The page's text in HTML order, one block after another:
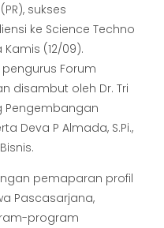
sukses
ke Science Techno
Kamis (12/09).
pengurus Forum
disambut oleh Dr. Tri
Pengembangan
Deva P Almada, S.Pi.,
pemaparan profil
Pascasarjana,
program